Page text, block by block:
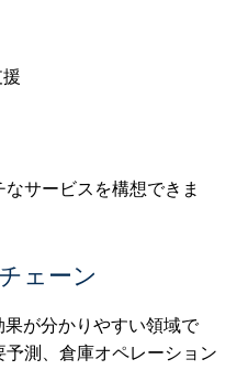
サービスを構想できま
ェーン
が分かりやすい領域で
測、倉庫オペレーション